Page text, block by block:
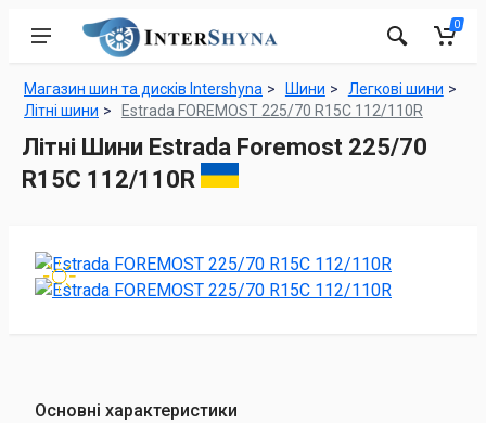
0
Магазин шин та дисків Intershyna Шини
Легкові шини
Літні шини
Estrada FOREMOST 225/70 R15C 112/110R
Літні Шини Estrada Foremost 225/70
R15C 112/110R
Основні характеристики